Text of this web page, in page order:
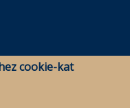
cookie-kat